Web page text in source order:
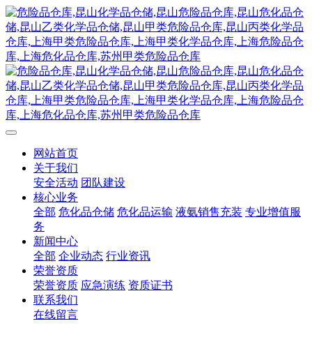
网站首页
关于我们
安全活动 团队建设
核心业务
全部 危化品仓储 危化品运输 液氨销售充装 专业增值服
务
新闻中心
全部 企业动态 行业资讯
荣誉资质
荣誉资质 应急演练 资质证书
联系我们
在线留言